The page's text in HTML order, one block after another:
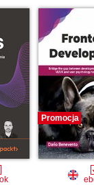
Promocja